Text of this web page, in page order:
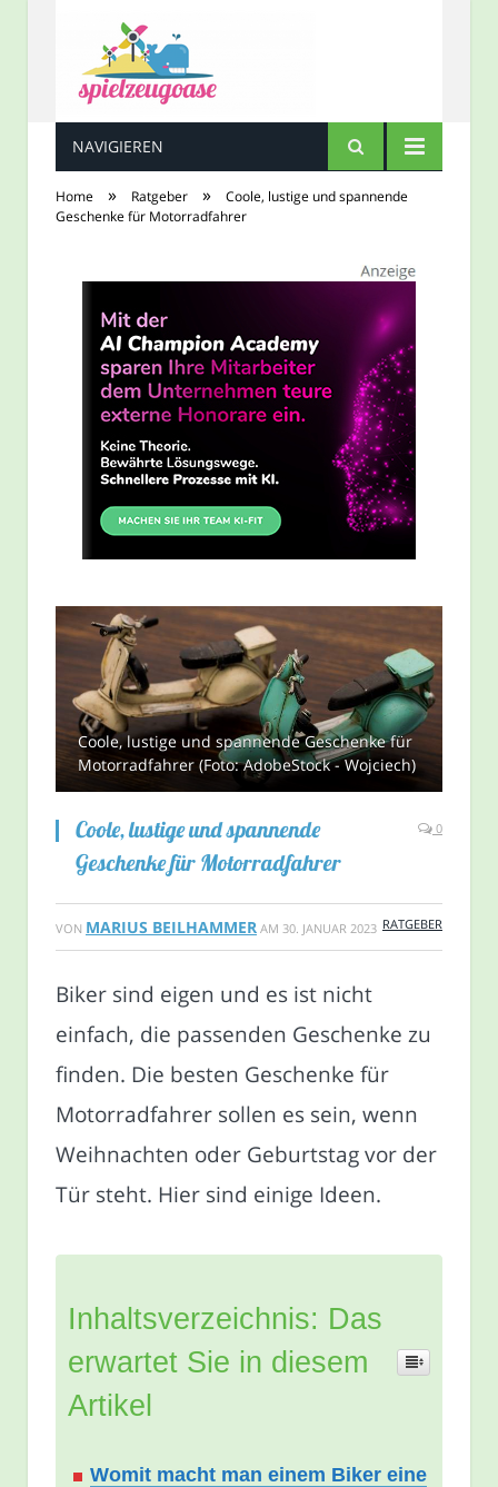
Spielzeugoase
NAVIGIEREN
Home » Ratgeber »
Coole, lustige und spannende
Geschenke für Motorradfahrer
Coole, lustige und spannende Geschenke für
Motorradfahrer (Foto: AdobeStock - Wojciech)
Coole, lustige und spannende
Geschenke für Motorradfahrer
0
VON MARIUS BEILHAMMER AM 30. JANUAR 2023 RATGEBER
Biker sind eigen und es ist nicht
einfach, die passenden Geschenke zu
finden. Die besten Geschenke für
Motorradfahrer sollen es sein, wenn
Weihnachten oder Geburtstag vor der
Tür steht. Hier sind einige Ideen.
Inhaltsverzeichnis: Das
erwartet Sie in diesem
Artikel
Womit macht man einem Biker eine